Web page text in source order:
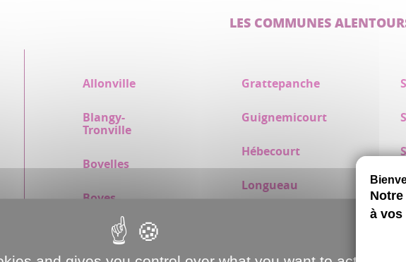
LES COMMUNES
Allonville
Blangy-
Tronville
Bovelles
Boves
Cagny
Grattepanche
Guignemicourt
Hébecourt
Longueau